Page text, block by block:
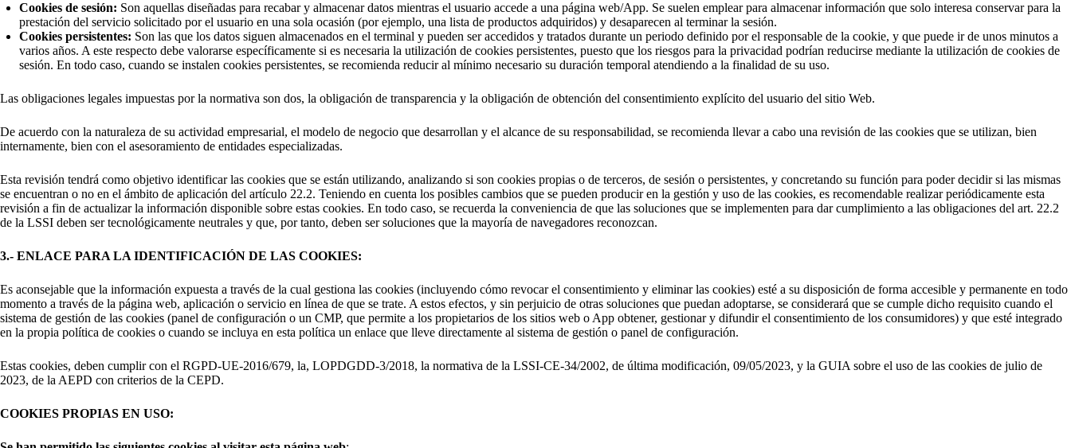
Cookies de sesión: Son aquellas diseñadas para recabar y almacenar datos mientras el usuario accede a una página web/App. Se suelen emplear para almacenar información que solo interesa conservar para la
prestación del servicio solicitado por el usuario en una sola ocasión (por ejemplo, una lista de productos adquiridos) y desaparecen al terminar la sesión.
Cookies persistentes: Son las que los datos siguen almacenados en el terminal y pueden ser accedidos y tratados durante un periodo definido por el responsable de la cookie, y que puede ir de unos minutos a
varios años. A este respecto debe valorarse específicamente si es necesaria la utilización de cookies persistentes, puesto que los riesgos para la privacidad podrían reducirse mediante la utilización de cookies de
sesión. En todo caso, cuando se instalen cookies persistentes, se recomienda reducir al mínimo necesario su duración temporal atendiendo a la finalidad de su uso.
Las obligaciones legales impuestas por la normativa son dos, la obligación de transparencia y la obligación de obtención del consentimiento explícito del usuario del sitio Web.
De acuerdo con la naturaleza de su actividad empresarial, el modelo de negocio que desarrollan y el alcance de su responsabilidad, se recomienda llevar a cabo una revisión de las cookies que se utilizan, bien
internamente, bien con el asesoramiento de entidades especializadas.
Esta revisión tendrá como objetivo identificar las cookies que se están utilizando, analizando si son cookies propias o de terceros, de sesión o persistentes, y concretando su función para poder decidir si las mismas
se encuentran o no en el ámbito de aplicación del artículo 22.2. Teniendo en cuenta los posibles cambios que se pueden producir en la gestión y uso de las cookies, es recomendable realizar periódicamente esta
revisión a fin de actualizar la información disponible sobre estas cookies. En todo caso, se recuerda la conveniencia de que las soluciones que se implementen para dar cumplimiento a las obligaciones del art. 22.2
de la LSSI deben ser tecnológicamente neutrales y que, por tanto, deben ser soluciones que la mayoría de navegadores reconozcan.
3.- ENLACE PARA LA IDENTIFICACIÓN DE LAS COOKIES:
Es aconsejable que la información expuesta a través de la cual gestiona las cookies (incluyendo cómo revocar el consentimiento y eliminar las cookies) esté a su disposición de forma accesible y permanente en todo
momento a través de la página web, aplicación o servicio en línea de que se trate. A estos efectos, y sin perjuicio de otras soluciones que puedan adoptarse, se considerará que se cumple dicho requisito cuando el
sistema de gestión de las cookies (panel de configuración o un CMP, que permite a los propietarios de los sitios web o App obtener, gestionar y difundir el consentimiento de los consumidores) y que esté integrado
en la propia política de cookies o cuando se incluya en esta política un enlace que lleve directamente al sistema de gestión o panel de configuración.
Estas cookies, deben cumplir con el RGPD-UE-2016/679, la, LOPDGDD-3/2018, la normativa de la LSSI-CE-34/2002, de última modificación, 09/05/2023, y la GUIA sobre el uso de las cookies de julio de
2023, de la AEPD con criterios de la CEPD.
COOKIES PROPIAS EN USO: